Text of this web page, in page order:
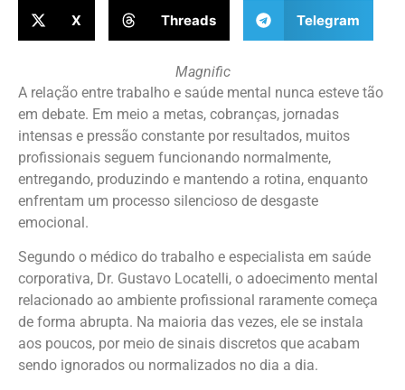
X Threads Telegram
Magnific
A relação entre trabalho e saúde mental nunca esteve tão
em debate. Em meio a metas, cobranças, jornadas
intensas e pressão constante por resultados, muitos
profissionais seguem funcionando normalmente,
entregando, produzindo e mantendo a rotina, enquanto
enfrentam um processo silencioso de desgaste
emocional.
Segundo o médico do trabalho e especialista em saúde
corporativa, Dr. Gustavo Locatelli, o adoecimento mental
relacionado ao ambiente profissional raramente começa
de forma abrupta. Na maioria das vezes, ele se instala
aos poucos, por meio de sinais discretos que acabam
sendo ignorados ou normalizados no dia a dia.